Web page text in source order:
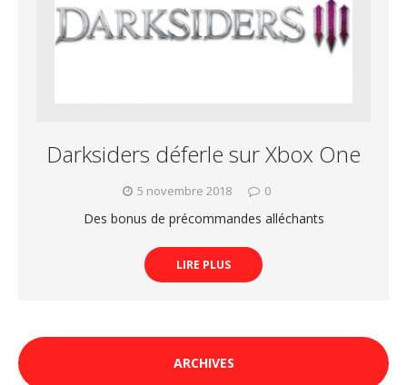
Darksiders déferle sur Xbox One
5 novembre 2018 0
Des bonus de précommandes alléchants
LIRE PLUS
ARCHIVES